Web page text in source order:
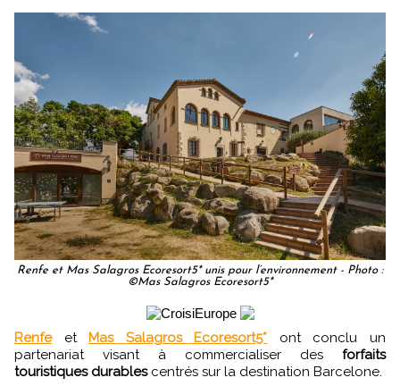
Renfe et Mas Salagros Ecoresort5* unis pour l’environnement - Photo :
©Mas Salagros Ecoresort5*
Renfeet Mas Salagros Ecoresort5* ont conclu un
partenariat visant à commercialiser des forfaits
touristiques durablescentrés sur la destination Barcelone.